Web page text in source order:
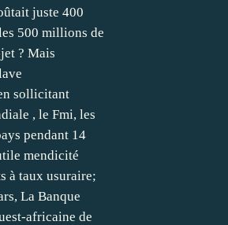
juste 400
500 millions de
? Mais
sollicitant
, le Fmi, les
pendant 14
mendicité
à taux usuraire;
La Banque
africaine de